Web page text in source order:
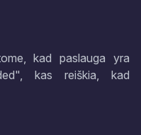
kad paslauga yra
kas reiškia, kad